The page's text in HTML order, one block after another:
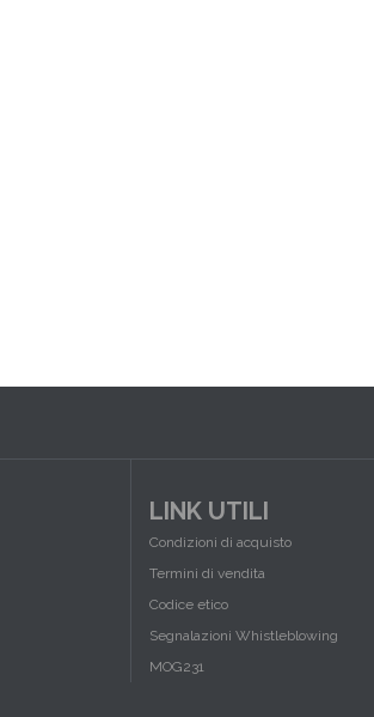
LINK UTILI
Condizioni di acquisto
Termini di vendita
Codice etico
Segnalazioni Whistleblowing
MOG231